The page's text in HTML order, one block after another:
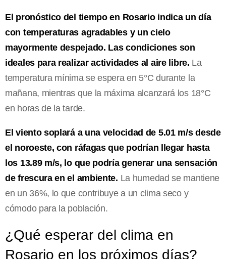
El pronóstico del tiempo en Rosario indica un día
con temperaturas agradables y un cielo
mayormente despejado. Las condiciones son
ideales para realizar actividades al aire libre. La
temperatura mínima se espera en 5°C durante la
mañana, mientras que la máxima alcanzará los 18°C
en horas de la tarde.
El viento soplará a una velocidad de 5.01 m/s desde
el noroeste, con ráfagas que podrían llegar hasta
los 13.89 m/s, lo que podría generar una sensación
de frescura en el ambiente. La humedad se mantiene
en un 36%, lo que contribuye a un clima seco y
cómodo para la población.
¿Qué esperar del clima en
Rosario en los próximos días?